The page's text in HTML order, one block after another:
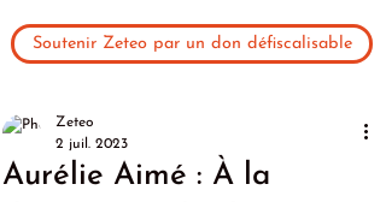
Soutenir Zeteo par un don défiscalisable
Aurélie Aimé : À la
Zeteo
2 juil. 2023